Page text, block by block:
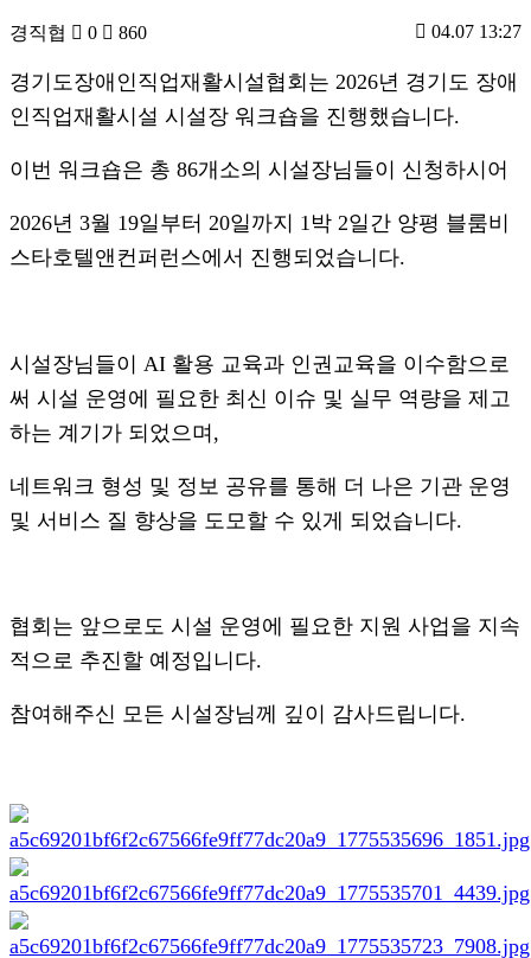
경직협 0 860 04.07 13:27
경기도장애인직업재활시설협회는 2026년 경기도 장애
인직업재활시설 시설장 워크숍을 진행했습니다.
이번 워크숍은 총 86개소의 시설장님들이 신청하시어
2026년 3월 19일부터 20일까지 1박 2일간 양평 블룸비
스타호텔앤컨퍼런스에서 진행되었습니다.
시설장님들이 AI 활용 교육과 인권교육을 이수함으로
써 시설 운영에 필요한 최신 이슈 및 실무 역량을 제고
하는 계기가 되었으며,
네트워크 형성 및 정보 공유를 통해 더 나은 기관 운영
및 서비스 질 향상을 도모할 수 있게 되었습니다.
협회는 앞으로도 시설 운영에 필요한 지원 사업을 지속
적으로 추진할 예정입니다.
참여해주신 모든 시설장님께 깊이 감사드립니다.